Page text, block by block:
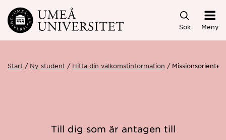
Hoppa direkt till innehållet
Sök Meny
Start Ny student Hitta din välkomstinformation
Till dig som är antagen till